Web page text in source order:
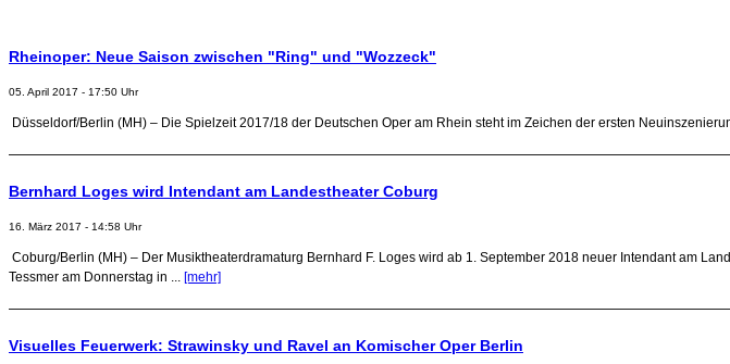
Rheinoper: Neue Saison zwischen "Ring" und "Wozzeck"
05. April 2017 - 17:50 Uhr
Düsseldorf/Berlin (MH) – Die Spielzeit 2017/18 der Deutschen Oper am Rhein steht im Zeichen der ersten
Bernhard Loges wird Intendant am Landestheater Coburg
16. März 2017 - 14:58 Uhr
Coburg/Berlin (MH) – Der Musiktheaterdramaturg Bernhard F. Loges wird ab 1. September 2018 neuer Intendant am
Tessmer am Donnerstag in ... [mehr]
Visuelles Feuerwerk: Strawinsky und Ravel an Komischer Oper Berlin